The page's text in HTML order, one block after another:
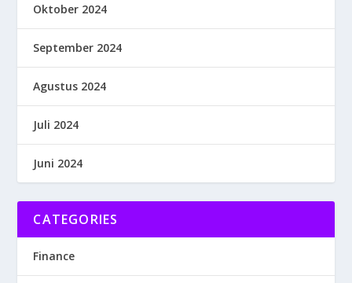
Oktober 2024
September 2024
Agustus 2024
Juli 2024
Juni 2024
CATEGORIES
Finance